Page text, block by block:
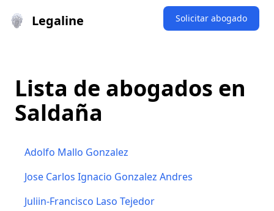
Legaline Solicitar abogado
Lista de abogados en
Saldaña
Adolfo Mallo Gonzalez
Jose Carlos Ignacio Gonzalez Andres
Juliin-Francisco Laso Tejedor